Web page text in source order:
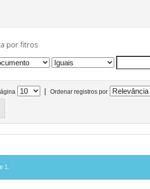
por fitros
| Ordenar registros por
1.